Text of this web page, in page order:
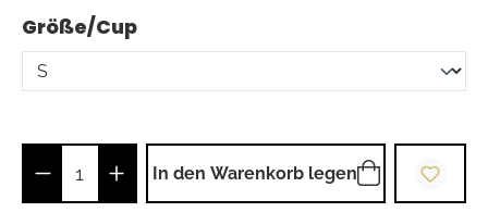
Größe/Cupauswählen
Produkt Anzahl: Gib den gewünschten
In den Warenkorb legen